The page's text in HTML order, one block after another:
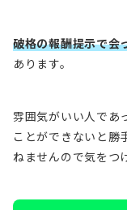
破格の報酬提示で会
あります。
雰囲気がいい人であ
ことができないと勝
ねませんので気をつ